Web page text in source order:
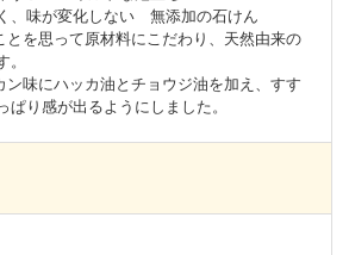
、味が変化しない 無添加の石けん
を思って原材料にこだわり、天然由来の
。
味にハッカ油とチョウジ油を加え、すす
ぱり感が出るようにしました。